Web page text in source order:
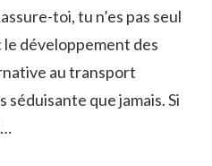
toi, tu n’es pas seul
développement des
au transport
que jamais. Si